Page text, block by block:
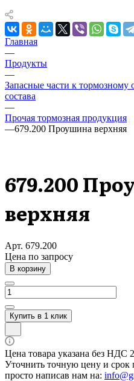
Главная
—
Продукты
—
Запасные части к
состава
—
Прочая тормозная продукция
—679.200 Проушина верхняя
679.200
верхняя
Арт. 679.200
Цена по запросу
В корзину
Купить в 1 клик
Цена товара указана без НДС
Уточнить точную цену и срок
просто написав нам на: